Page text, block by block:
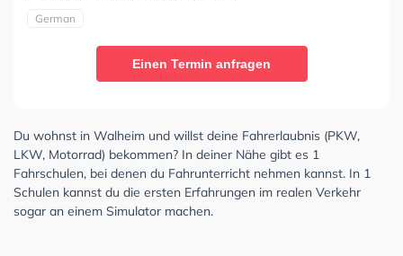
German
Einen Termin anfragen
Du wohnst in Walheim und willst deine Fahrerlaubnis (PKW,
LKW, Motorrad) bekommen? In deiner Nähe gibt es 1
Fahrschulen, bei denen du Fahrunterricht nehmen kannst. In 1
Schulen kannst du die ersten Erfahrungen im realen Verkehr
sogar an einem Simulator machen.